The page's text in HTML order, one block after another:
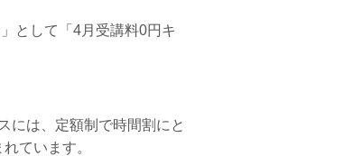
として「4月受講料0円キ
には、定額制で時間割にと
ています。